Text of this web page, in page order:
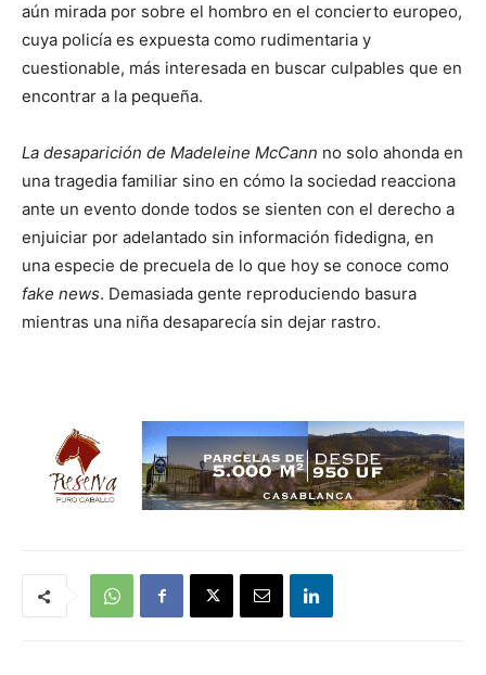
aún mirada por sobre el hombro en el concierto europeo,
cuya policía es expuesta como rudimentaria y
cuestionable, más interesada en buscar culpables que en
encontrar a la pequeña.
La desaparición de Madeleine McCann no solo ahonda en
una tragedia familiar sino en cómo la sociedad reacciona
ante un evento donde todos se sienten con el derecho a
enjuiciar por adelantado sin información fidedigna, en
una especie de precuela de lo que hoy se conoce como
fake news. Demasiada gente reproduciendo basura
mientras una niña desaparecía sin dejar rastro.